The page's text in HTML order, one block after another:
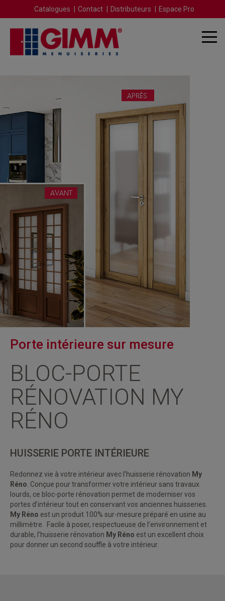
Catalogues Contact Distributeurs Espace Pro
Porte intérieure sur mesure
BLOC-PORTE
RÉNOVATION MY
RÉNO
HUISSERIE PORTE INTÉRIEURE
Redonnez vie à votre intérieur avec l’huisserie rénovation My
Réno . Conçue pour transformer votre intérieur sans travaux
lourds, ce bloc-porte rénovation permet de moderniser vos
portes d’intérieur tout en conservant vos anciennes huisseries.
My Réno est un produit 100% sur-mesure préparé en usine au
millimètre. Facile à poser, respectueuse de l’environnement et
durable, l’huisserie rénovation My Réno est un excellent choix
pour donner un second souffle à votre intérieur.